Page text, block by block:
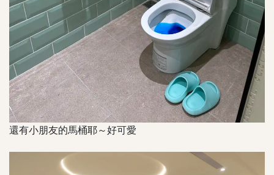
還有小朋友的馬桶耶～好可愛